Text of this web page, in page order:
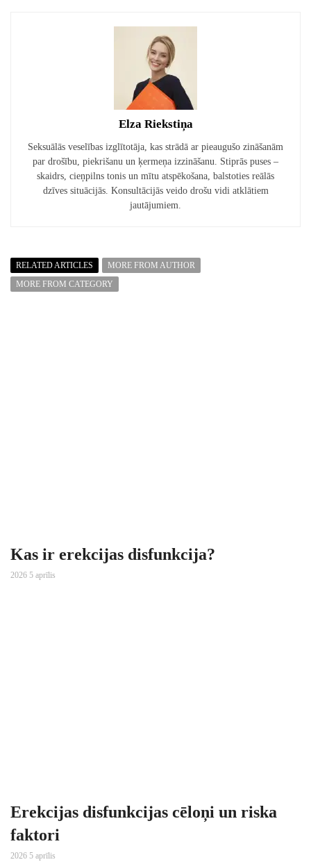
Elza Riekstiņa
Seksuālās veselības izglītotāja, kas strādā ar pieaugušo zināšanām
par drošību, piekrišanu un ķermeņa izzināšanu. Stiprās puses –
skaidrs, cieņpilns tonis un mītu atspēkošana, balstoties reālās
dzīves situācijās. Konsultācijās veido drošu vidi atklātiem
jautājumiem.
RELATED ARTICLES
MORE FROM AUTHOR
MORE FROM CATEGORY
Kas ir erekcijas disfunkcija?
2026 5 aprīlis
Erekcijas disfunkcijas cēloņi un riska
faktori
2026 5 aprīlis